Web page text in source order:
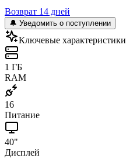
Возврат 14 дней
🔔 Уведомить о поступлении
Ключевые характеристики
1 ГБ
RAM
16
Питание
40"
Дисплей